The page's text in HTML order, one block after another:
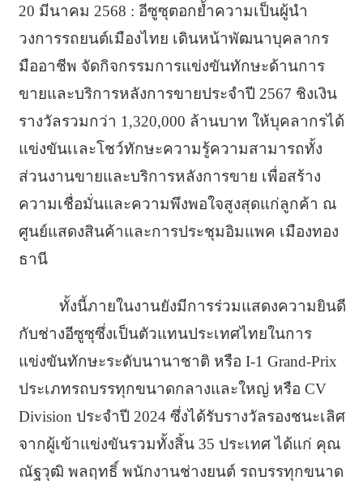
20 มีนาคม 2568 : อีซูซุตอกย้ำความเป็นผู้นำ
วงการรถยนต์เมืองไทย เดินหน้าพัฒนาบุคลากร
มืออาชีพ จัดกิจกรรมการแข่งขันทักษะด้านการ
ขายและบริการหลังการขายประจำปี 2567 ชิงเงิน
รางวัลรวมกว่า 1,320,000 ล้านบาท ให้บุคลากรได้
แข่งขันเเละโชว์ทักษะความรู้ความสามารถทั้ง
ส่วนงานขายและบริการหลังการขาย เพื่อสร้าง
ความเชื่อมั่นและความพึงพอใจสูงสุดแก่ลูกค้า ณ
ศูนย์แสดงสินค้าและการประชุมอิมแพค เมืองทอง
ธานี
ทั้งนี้ภายในงานยังมีการร่วมแสดงความยินดี
กับช่างอีซูซุซึ่งเป็นตัวแทนประเทศไทยในการ
แข่งขันทักษะระดับนานาชาติ หรือ I-1 Grand-Prix
ประเภทรถบรรทุกขนาดกลางและใหญ่ หรือ CV
Division ประจำปี 2024 ซึ่งได้รับรางวัลรองชนะเลิศ
จากผู้เข้าแข่งขันรวมทั้งสิ้น 35 ประเทศ ได้แก่ คุณ
ณัฐวุฒิ พลฤทธิ์ พนักงานช่างยนต์ รถบรรทุกขนาด